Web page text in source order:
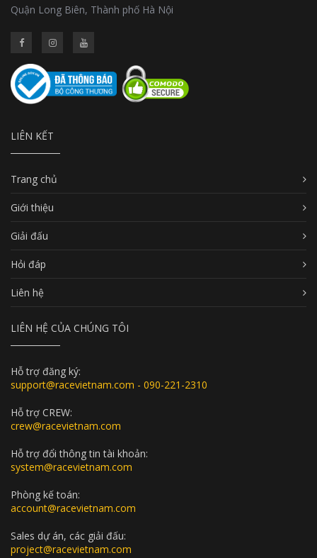
Quận Long Biên, Thành phố Hà Nội
LIÊN KẾT
Trang chủ
Giới thiệu
Giải đấu
Hỏi đáp
Liên hệ
LIÊN HỆ CỦA CHÚNG TÔI
Hỗ trợ đăng ký:
support@racevietnam.com - 090-221-2310
Hỗ trợ CREW:
crew@racevietnam.com
Hỗ trợ đổi thông tin tài khoản:
system@racevietnam.com
Phòng kế toán:
account@racevietnam.com
Sales dự án, các giải đấu:
project@racevietnam.com